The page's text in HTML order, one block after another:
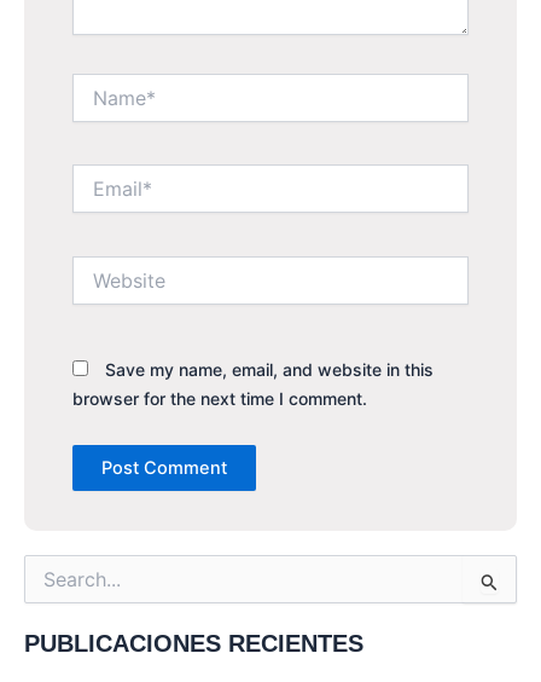
Save my name, email, and website in this
browser for the next time I comment.
Search
for:
PUBLICACIONES RECIENTES